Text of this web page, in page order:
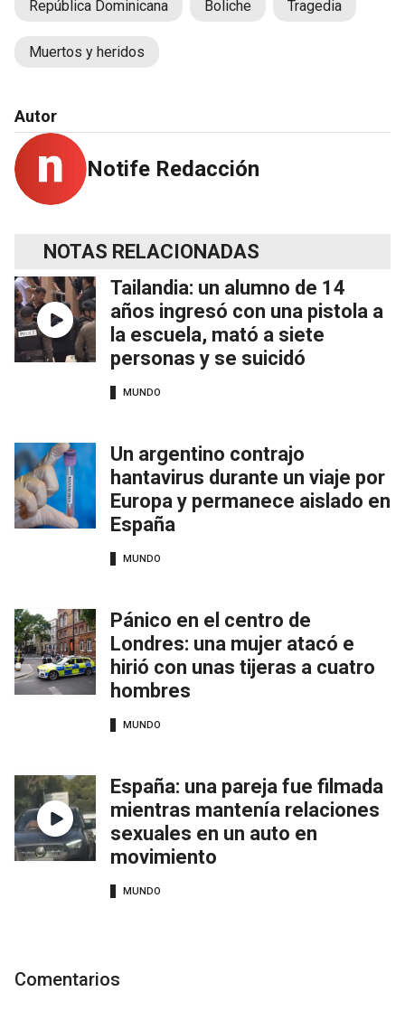
República Dominicana Boliche Tragedia
Muertos y heridos
Autor
Notife Redacción
NOTAS RELACIONADAS
Tailandia: un alumno de 14
años ingresó con una pistola a
la escuela, mató a siete
personas y se suicidó
MUNDO
Un argentino contrajo
hantavirus durante un viaje por
Europa y permanece aislado en
España
MUNDO
Pánico en el centro de
Londres: una mujer atacó e
hirió con unas tijeras a cuatro
hombres
MUNDO
España: una pareja fue filmada
mientras mantenía relaciones
sexuales en un auto en
movimiento
MUNDO
Comentarios